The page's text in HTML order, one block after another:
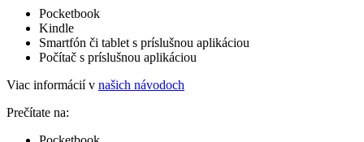
Pocketbook
Kindle
Smartfón či tablet s príslušnou aplikáciou
Počítač s príslušnou aplikáciou
Viac informácií v našich návodoch
Prečítate na: